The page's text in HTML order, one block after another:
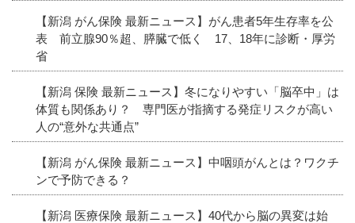
【新潟 がん保険 最新ニュース】がん患者5年生存率を公
表 前立腺90％超、膵臓で低く 17、18年に診断・厚労
省
【新潟 保険 最新ニュース】冬になりやすい「脳卒中」は
体質も関係あり？ 専門医が指摘する発症リスクが高い
人の“意外な共通点”
【新潟 がん保険 最新ニュース】中咽頭がんとは？ワクチ
ンで予防できる？
【新潟 医療保険 最新ニュース】40代から脳の異変は始